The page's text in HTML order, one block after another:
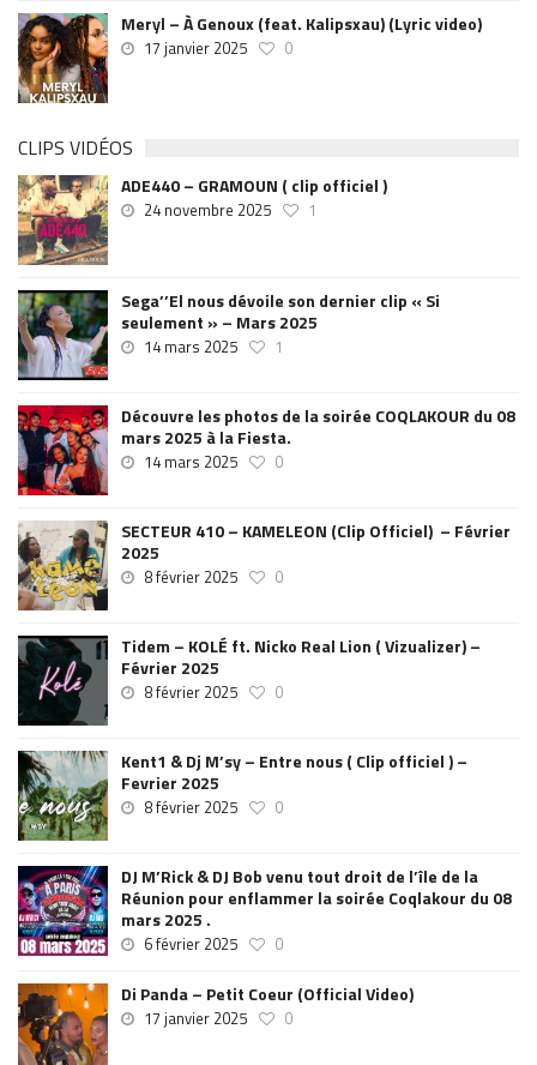
Meryl – À Genoux (feat. Kalipsxau) (Lyric video)
17 janvier 2025 0
CLIPS VIDÉOS
ADE440 – GRAMOUN ( clip officiel )
24 novembre 2025 1
Sega’’El nous dévoile son dernier clip « Si
seulement » – Mars 2025
14 mars 2025 1
Découvre les photos de la soirée COQLAKOUR du 08
mars 2025 à la Fiesta.
14 mars 2025 0
SECTEUR 410 – KAMELEON (Clip Officiel) – Février
2025
8 février 2025 0
Tidem – KOLÉ ft. Nicko Real Lion ( Vizualizer) –
Février 2025
8 février 2025 0
Kent1 & Dj M’sy – Entre nous ( Clip officiel ) –
Fevrier 2025
8 février 2025 0
DJ M’Rick & DJ Bob venu tout droit de l’île de la
Réunion pour enflammer la soirée Coqlakour du 08
mars 2025 .
6 février 2025 0
Di Panda – Petit Coeur (Official Video)
17 janvier 2025 0